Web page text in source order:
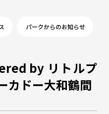
パークからのお知らせ
by リトルプ
カドー大和鶴間